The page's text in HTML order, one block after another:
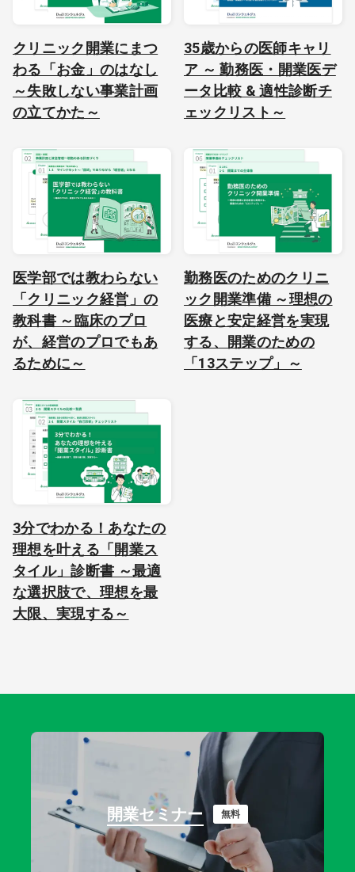
クリニック開業にまつ
わる「お金」のはなし
～失敗しない事業計画
の立てかた～
35歳からの医師キャリ
ア ～ 勤務医・開業医デ
ータ比較 & 適性診断チ
ェックリスト～
医学部では教わらない
「クリニック経営」の
教科書 ～臨床のプロ
が、経営のプロでもあ
るために～
勤務医のためのクリニ
ック開業準備 ～理想の
医療と安定経営を実現
する、開業のための
「13ステップ」～
3分でわかる！あなたの
理想を叶える「開業ス
タイル」診断書 ～最適
な選択肢で、理想を最
大限、実現する～
開業セミナー 無料